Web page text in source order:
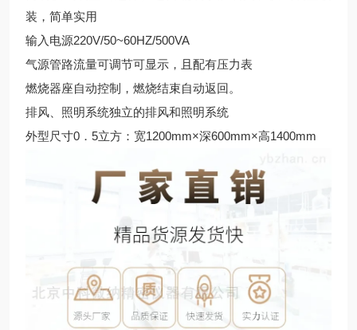
装，简单实用
输入电源220V/50~60HZ/500VA
气源管路流量可调节可显示，且配有压力表
燃烧器座自动控制，燃烧结束自动返回。
排风、照明系统独立的排风和照明系统
外型尺寸0．5立方：宽1200mm×深600mm×高1400mm